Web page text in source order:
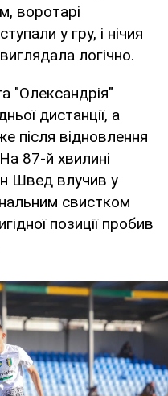
воротарі
у гру, і нічия
логічно.
"Олександрія"
дистанції, а
після відновлення
87-й хвилині
Швед влучив у
свистком
позиції пробив